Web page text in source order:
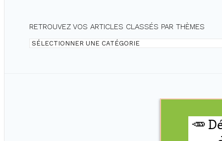
RETROUVEZ VOS ARTICLES CLASSÉS PAR THÈMES
Retrouvez